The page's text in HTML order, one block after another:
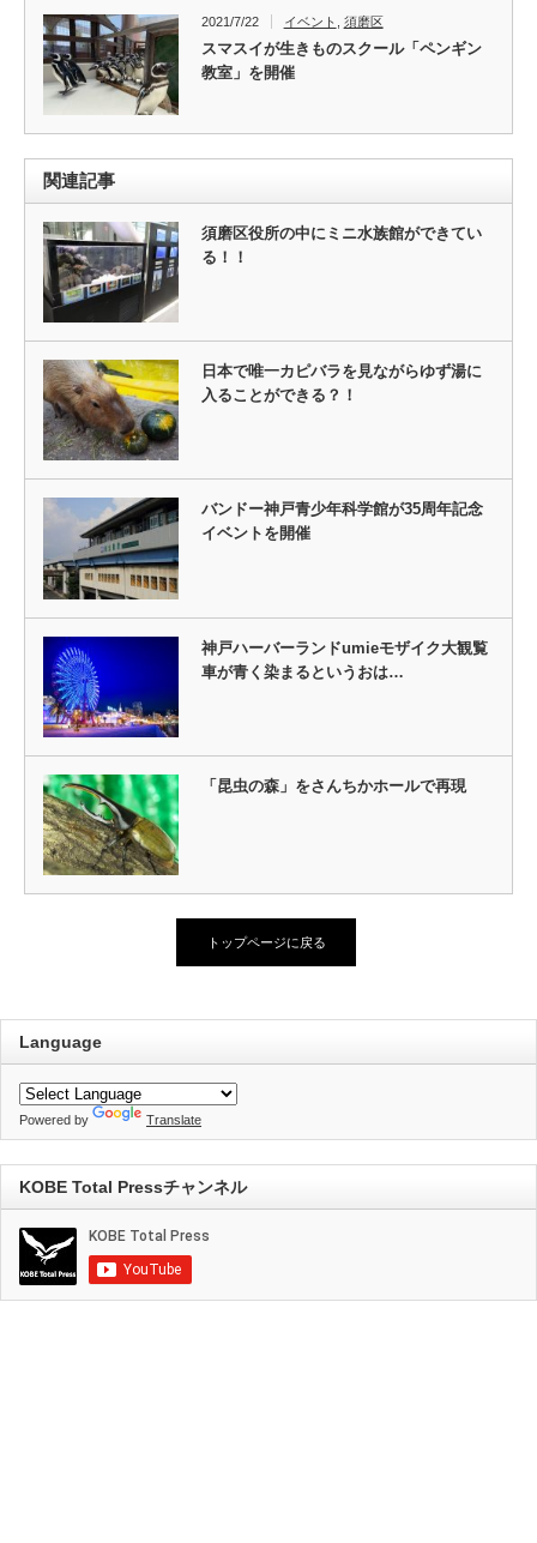
2021/7/22 イベント 須磨区
スマスイが生きものスクール「ペンギン
教室」を開催
関連記事
須磨区役所の中にミニ水族館ができてい
る！！
日本で唯一カピバラを見ながらゆず湯に
入ることができる？！
バンドー神戸青少年科学館が35周年記念
イベントを開催
神戸ハーバーランドumieモザイク大観覧
車が青く染まるというおは…
「昆虫の森」をさんちかホールで再現
トップページに戻る
Language
Powered by Translate
KOBE Total Pressチャンネル